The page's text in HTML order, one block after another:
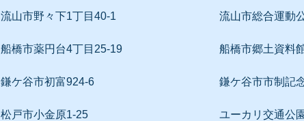
流山市野々下1丁目40-1
船橋市薬円台4丁目25-19
鎌ケ谷市初富924-6
松戸市小金原1-25
流山市総合運動
船橋市郷土資料
鎌ケ谷市市制記
ユーカリ交通公園